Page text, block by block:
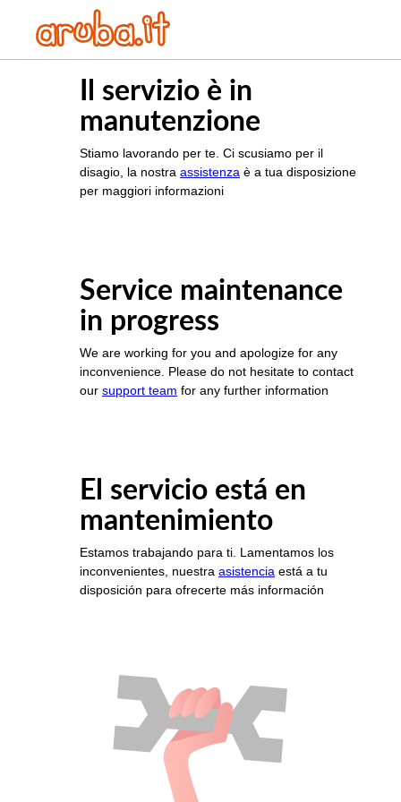
Il servizio è in
manutenzione
Stiamo lavorando per te. Ci scusiamo per il
disagio, la nostra assistenza è a tua disposizione
per maggiori informazioni
Service maintenance
in progress
We are working for you and apologize for any
inconvenience. Please do not hesitate to contact
our support team for any further information
El servicio está en
mantenimiento
Estamos trabajando para ti. Lamentamos los
inconvenientes, nuestra asistencia está a tu
disposición para ofrecerte más información